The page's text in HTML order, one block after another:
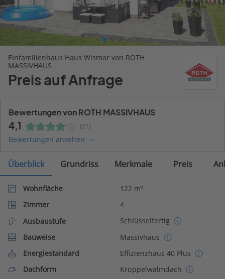
Einfamilienhaus Haus Wismar von ROTH
MASSIVHAUS
Preis auf Anfrage
Bewertungen von ROTH MASSIVHAUS
4,1 (21)
Bewertungen ansehen
Überblick Grundriss Merkmale Preis
Wohnfläche
122 m²
Zimmer
4
Ausbaustufe
Schlüsselfertig
Bauweise
Massivhaus
Energiestandard
Effizienzhaus 40 Plus
Dachform
Krüppelwalmdach